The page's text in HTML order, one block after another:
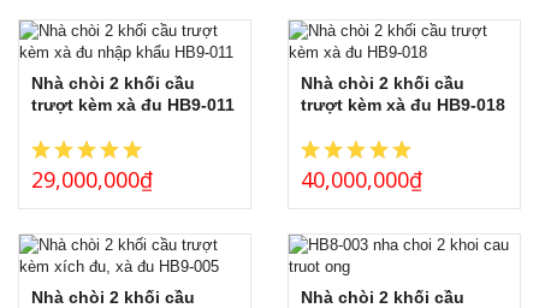
Nhà chòi 2 khối cầu
trượt kèm xà đu HB9-011
29,000,000₫
Nhà chòi 2 khối cầu
trượt kèm xà đu HB9-018
40,000,000₫
Nhà chòi 2 khối cầu
Nhà chòi 2 khối cầu